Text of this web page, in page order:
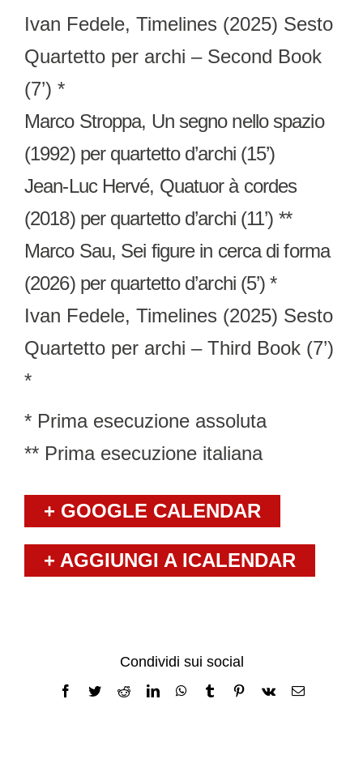
Ivan Fedele, Timelines (2025) Sesto
Quartetto per archi – Second Book
(7’) *
Marco Stroppa, Un segno nello spazio
(1992) per quartetto d’archi (15’)
Jean-Luc Hervé, Quatuor à cordes
(2018) per quartetto d’archi (11’) **
Marco Sau, Sei figure in cerca di forma
(2026) per quartetto d’archi (5’) *
Ivan Fedele, Timelines (2025) Sesto
Quartetto per archi – Third Book (7’)
*
* Prima esecuzione assoluta
** Prima esecuzione italiana
+ GOOGLE CALENDAR
+ AGGIUNGI A ICALENDAR
Condividi sui social
Facebook
TwitterRedditLinkedInWhatsApp
TumblrPinterest
Vk Email